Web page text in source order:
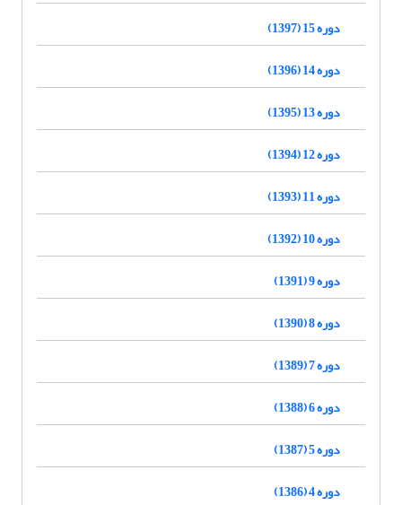
دوره 15 (1397)
دوره 14 (1396)
دوره 13 (1395)
دوره 12 (1394)
دوره 11 (1393)
دوره 10 (1392)
دوره 9 (1391)
دوره 8 (1390)
دوره 7 (1389)
دوره 6 (1388)
دوره 5 (1387)
دوره 4 (1386)